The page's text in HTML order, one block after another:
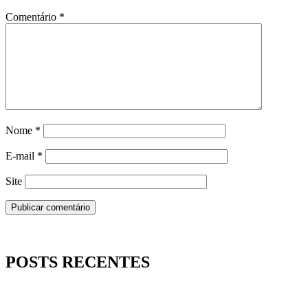
Comentário *
Nome *
E-mail *
Site
POSTS RECENTES